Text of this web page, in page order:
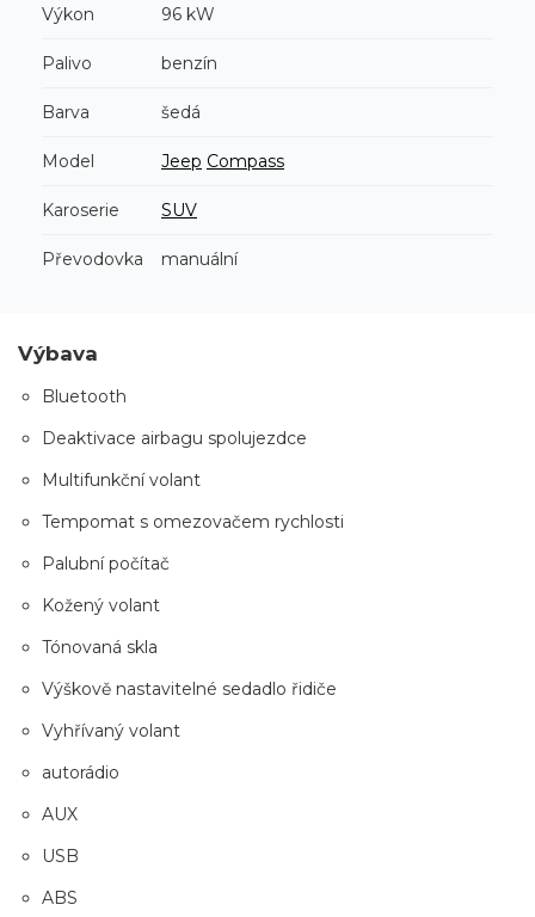
Výkon 96 kW
Palivo benzín
Barva šedá
Model Jeep Compass
Karoserie SUV
Převodovka manuální
Výbava
Bluetooth
Deaktivace airbagu spolujezdce
Multifunkční volant
Tempomat s omezovačem rychlosti
Palubní počítač
Kožený volant
Tónovaná skla
Výškově nastavitelné sedadlo řidiče
Vyhřívaný volant
autorádio
AUX
USB
ABS